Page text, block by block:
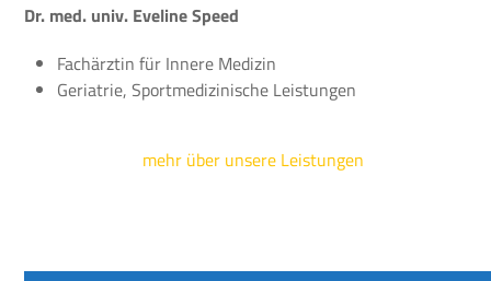
Dr. med. univ. Eveline Speed
Fachärztin für Innere Medizin
Geriatrie, Sportmedizinische Leistungen
mehr über unsere Leistungen